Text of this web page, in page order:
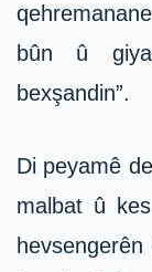
bûn û
bexşandin”.
Di peyamê
malbat û